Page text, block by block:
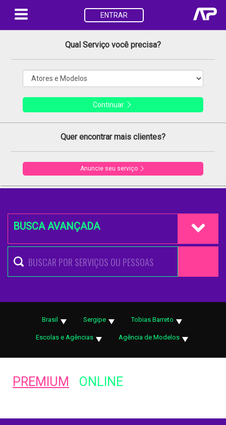
ENTRAR
Qual Serviço você precisa?
Continuar
Quer encontrar mais clientes?
Anuncie seu serviço
BUSCA AVANÇADA
Brasil Sergipe Tobias Barreto
Escolas e Agências Agência de Modelos
PREMIUM ONLINE